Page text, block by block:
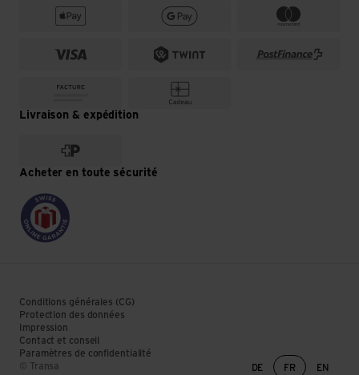
Livraison & expédition
Acheter en toute sécurité
© Transa
Conditions générales (CG)
Protection des données
Impression
Contact et conseil
Paramètres de confidentialité
Changement de
DE FR EN